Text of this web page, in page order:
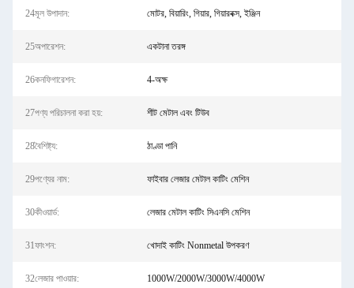
24মূল উপাদান: মোটর, বিয়ারিং, গিয়ার, গিয়ারবক্স, ইঞ্জিন
25অপারেশন: একটানা তরঙ্গ
26কনফিগারেশন: 4-অক্ষ
27পণ্য পরিচালনা করা হয়: শীট মেটাল এবং টিউব
28বৈশিষ্ট্য: ঠাণ্ডা পানি
29পণ্যের নাম: ফাইবার লেজার মেটাল কাটিং মেশিন
30কীওয়ার্ড: লেজার মেটাল কাটিং সিএনসি মেশিন
31ফাংশন: খোদাই কাটিং Nonmetal উপকরণ
32লেজার পাওয়ার: 1000W/2000W/3000W/4000W